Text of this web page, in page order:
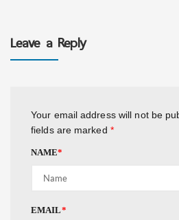
Leave a Reply
Your email address will not be
fields are marked *
NAME*
EMAIL*